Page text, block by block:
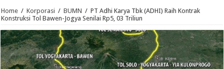
Home / Korporasi / BUMN / PT Adhi Karya Tbk (ADHI) Raih Kontrak
Konstruksi Tol Bawen-Jogya Senilai Rp5, 03 Triliun